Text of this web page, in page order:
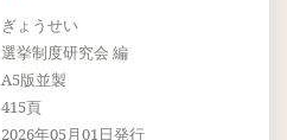
ぎょうせい
選挙制度研究会 編
A5版並製
415頁
2026年05月01日発行